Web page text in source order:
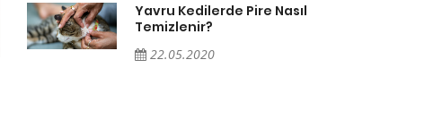
Yavru Kedilerde Pire Nasıl
Temizlenir?
22.05.2020